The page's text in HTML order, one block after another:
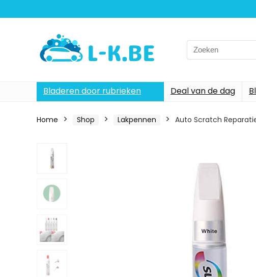
Search
for:
Bladeren door rubrieken Deal van de dag
Home Shop Lakpennen Auto Scratch